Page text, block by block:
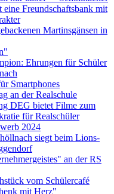
eine Freundschaftsbank mit
Martinsgänsen in
Ehrungen für Schüler
Smartphones
an der Realschule
DEG bietet Filme zum
für Realschüler
2024
siegt beim Lions-
an der RS
vom Schülercafé
mit Herz"